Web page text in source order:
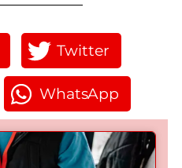
Twitter
WhatsApp